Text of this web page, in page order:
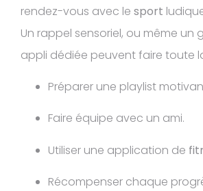
rendez-vous avec le sport
Un rappel sensoriel, ou même un
appli dédiée peuvent faire toute
Préparer une playlist
Faire équipe avec un ami.
Utiliser une application de
Récompenser chaque